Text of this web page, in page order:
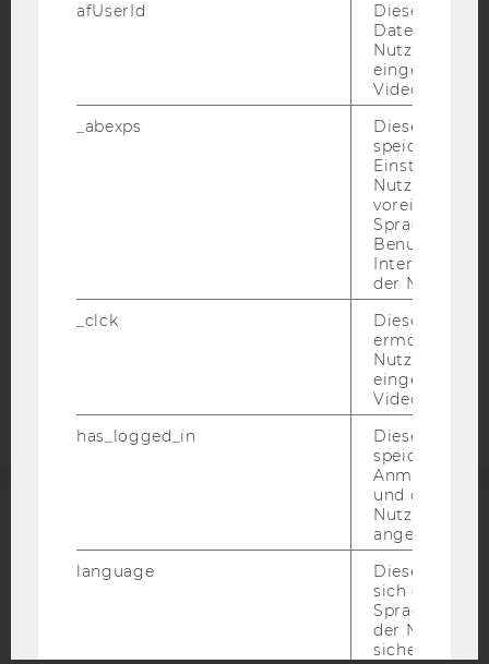
IMPRESSUM
BARRIEREFREIHEITSERKLÄRUNG WEBSEITE
DATENSCHUTZERKLÄRUNG SOCIAL MEDIA
STUDIENBEWERBER*INNEN UND STUDIERENDE
COOKIE EINSTELLUNGEN
Barrierefreiheitserklärung
EQUIS
afUserId
Dieses
Daten von
Videos
_abexps
Dieses Cookie
speichert
Nutzer*in, zB.
Sprache,
der Nutzer*in
_clck
Dieses Cookie
ermöglicht
Nutzung des
Video Players
has_logged_in
Dieses Cookie
speichert
und ob sich
Nutzer*in
angemeldet
language
Dieses
sich die
der